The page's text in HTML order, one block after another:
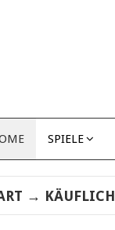
SPIELE
→ KÄUFLICH